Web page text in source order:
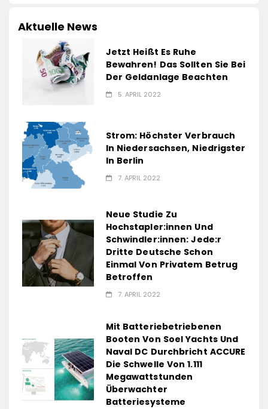
Aktuelle News
Jetzt Heißt Es Ruhe
Bewahren! Das Sollten Sie Bei
Der Geldanlage Beachten
5. APRIL 2022
Strom: Höchster Verbrauch
In Niedersachsen, Niedrigster
In Berlin
7. APRIL 2022
Neue Studie Zu
Hochstapler:innen Und
Schwindler:innen: Jede:r
Dritte Deutsche Schon
Einmal Von Privatem Betrug
Betroffen
7. APRIL 2022
Mit Batteriebetriebenen
Booten Von Soel Yachts Und
Naval DC Durchbricht ACCURE
Die Schwelle Von 1.111
Megawattstunden
Überwachter
Batteriesysteme